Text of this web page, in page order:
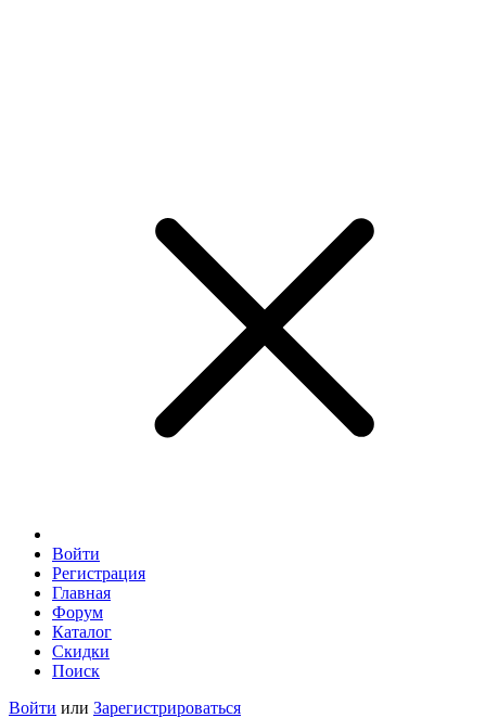
Войти
Регистрация
Главная
Форум
Каталог
Скидки
Поиск
Войти или Зарегистрироваться